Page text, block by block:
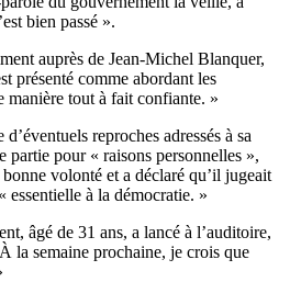
bien passé ».
auprès de Jean-Michel Blanquer,
présenté comme abordant les
manière tout à fait confiante. »
reproches adressés à sa
partie pour « raisons personnelles »,
volonté et a déclaré qu’il jugeait
essentielle à la démocratie. »
âgé de 31 ans, a lancé à l’auditoire,
la semaine prochaine, je crois que